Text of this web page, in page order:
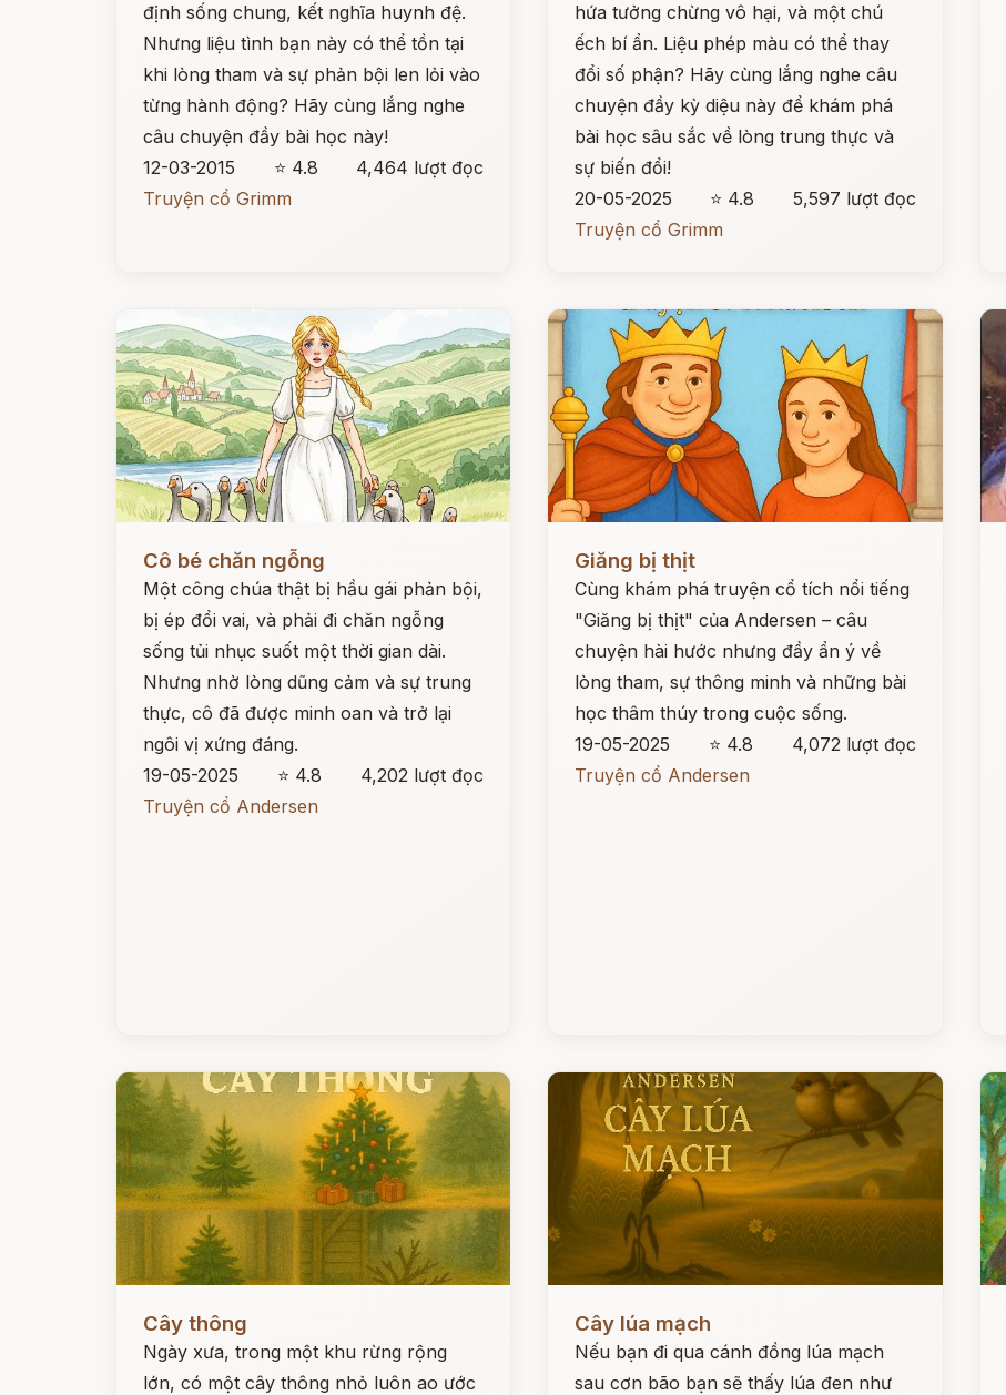
định sống chung, kết nghĩa huynh đệ.
Nhưng liệu tình bạn này có thể tồn tại
khi lòng tham và sự phản bội len lỏi vào
từng hành động? Hãy cùng lắng nghe
câu chuyện đầy bài học này!
12-03-2015
⭐ 4.8
4,464 lượt đọc
Truyện cổ Grimm
hứa tưởng chừng vô hại, và một chú
ếch bí ẩn. Liệu phép màu có thể thay
đổi số phận? Hãy cùng lắng nghe câu
chuyện đầy kỳ diệu này để khám phá
bài học sâu sắc về lòng trung thực và
sự biến đổi!
20-05-2025
⭐ 4.8
5,597 lượt đọc
Truyện cổ Grimm
Cô bé chăn ngỗng
Một công chúa thật bị hầu gái phản bội,
bị ép đổi vai, và phải đi chăn ngỗng
sống tủi nhục suốt một thời gian dài.
Nhưng nhờ lòng dũng cảm và sự trung
thực, cô đã được minh oan và trở lại
ngôi vị xứng đáng.
19-05-2025
⭐ 4.8
4,202 lượt đọc
Truyện cổ Andersen
Giăng bị thịt
Cùng khám phá truyện cổ tích nổi tiếng
"Giăng bị thịt" của Andersen – câu
chuyện hài hước nhưng đầy ẩn ý về
lòng tham, sự thông minh và những bài
học thâm thúy trong cuộc sống.
19-05-2025
⭐ 4.8
4,072 lượt đọc
Truyện cổ Andersen
Cây thông
Ngày xưa, trong một khu rừng rộng
lớn, có một cây thông nhỏ luôn ao ước
Cây lúa mạch
Nếu bạn đi qua cánh đồng lúa mạch
sau cơn bão bạn sẽ thấy lúa đen như